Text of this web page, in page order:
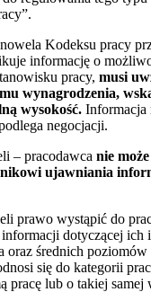
Kodeksu pracy
informację o
pracy, musi
wynagrodzenia,
wysokość. Informacja
negocjacji.
– pracodawca nie
ujawniania
prawo wystąpić do
dotyczącej ich
oraz średnich
się do kategorii
pracę lub o takiej samej